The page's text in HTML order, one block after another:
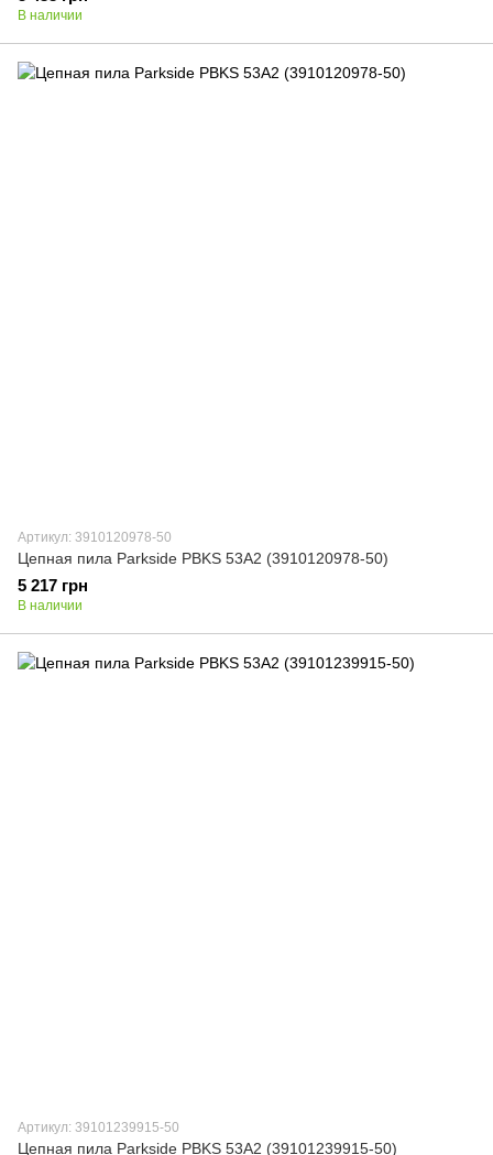
В наличии
Артикул: 3910120978-50
Цепная пила Parkside PBKS 53A2 (3910120978-50)
5 217 грн
В наличии
Артикул: 39101239915-50
Цепная пила Parkside PBKS 53A2 (39101239915-50)